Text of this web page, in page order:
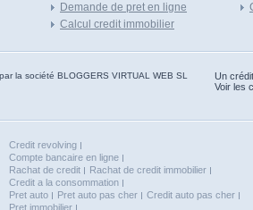
Demande de pret en ligne
Calcul credit immobilier
la société BLOGGERS VIRTUAL WEB SL
Un
Voir les
Credit revolving
Compte bancaire en ligne
Rachat de credit
Rachat de credit immobilier
Credit a la consommation
Pret auto Pret auto pas cher
Credit auto pas cher
Pret immobilier